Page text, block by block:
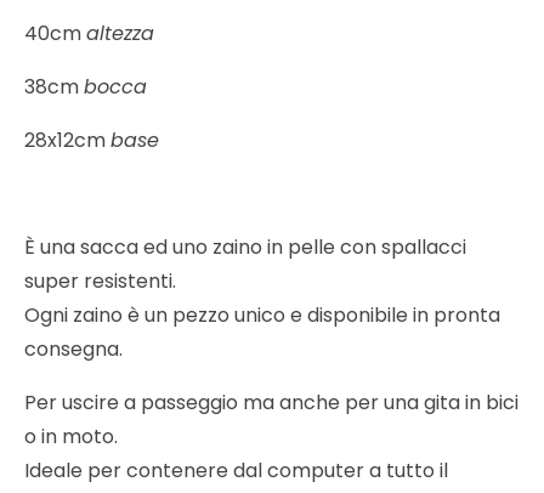
40cmaltezza
38cmbocca
28x12cmbase
È una sacca ed uno zaino in pelle con spallacci
super resistenti.
Ogni zaino è un pezzo unico e disponibile in pronta
consegna.
Per uscire a passeggio ma anche per una gita in bici
o in moto.
Ideale per contenere dal computer a tutto il